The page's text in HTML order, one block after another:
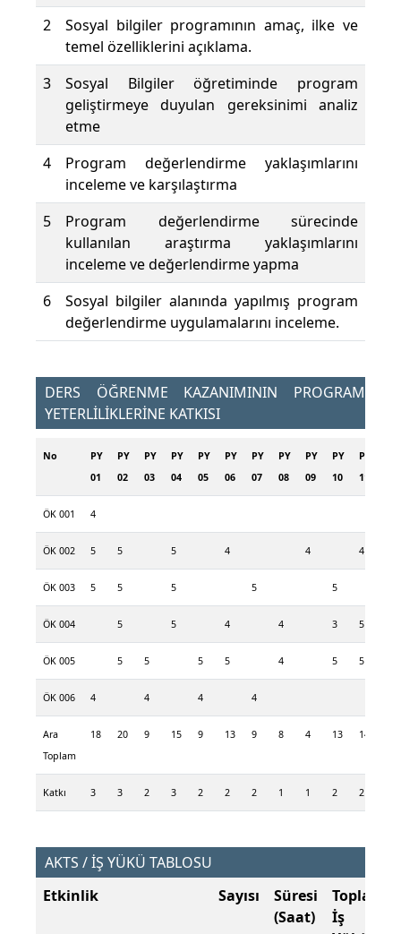
2
Sosyal bilgiler programının amaç, ilke ve
temel özelliklerini açıklama.
3
Sosyal Bilgiler öğretiminde program
geliştirmeye duyulan gereksinimi analiz
etme
4
Program değerlendirme yaklaşımlarını
inceleme ve karşılaştırma
5
Program değerlendirme sürecinde
kullanılan araştırma yaklaşımlarını
inceleme ve değerlendirme yapma
6
Sosyal bilgiler alanında yapılmış program
değerlendirme uygulamalarını inceleme.
DERS ÖĞRENME KAZANIMININ PROGRAM
YETERLİLİKLERİNE KATKISI
No
PY
01
PY
02
PY
03
PY
04
PY
05
PY
06
PY
07
PY
08
PY
09
PY
10
PY
11
ÖK 001 4
ÖK 002 5 5 5 4 4 4
ÖK 003 5 5 5 5 5
ÖK 004 5 5 4 4 3 5
ÖK 005 5 5 5 5 4 5 5
ÖK 006 4 4 4 4
Ara
Toplam
18 20 9 15 9 13 9 8 4 13 14
Katkı 3 3 2 3 2 2 2 1 1 2 2
AKTS / İŞ YÜKÜ TABLOSU
Etkinlik
Sayısı
Süresi
(Saat)
Toplam
İş